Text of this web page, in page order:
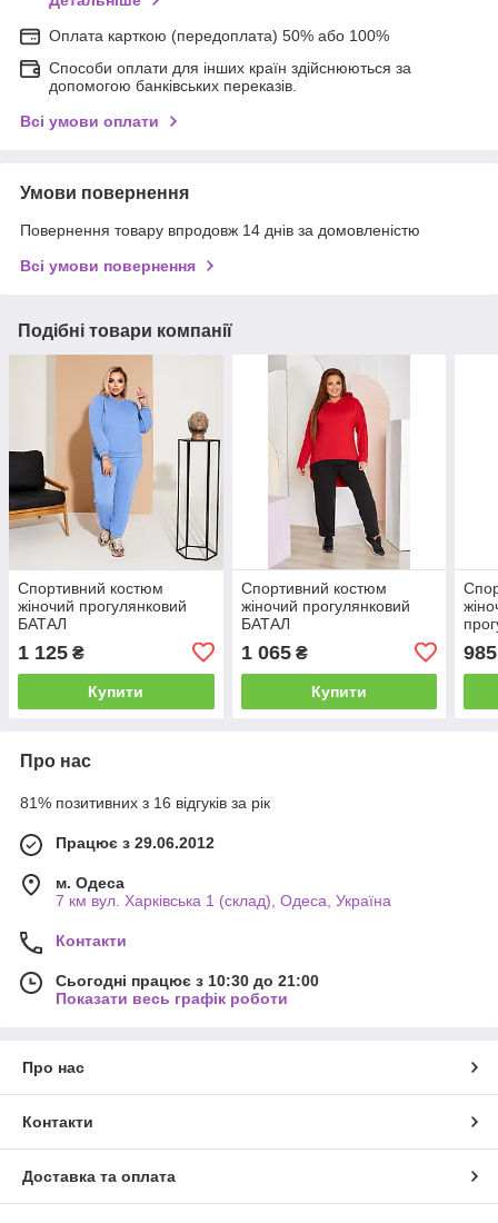
Оплата карткою (передоплата) 50% або 100%
Способи оплати для інших країн здійснюються за
допомогою банківських переказів.
Всі умови оплати
Умови повернення
Повернення товару впродовж 14 днів за домовленістю
Всі умови повернення
Подібні товари компанії
Спортивний костюм
жіночий прогулянковий
БАТАЛ
1 125 ₴
Купити
Спортивний костюм
жіночий прогулянковий
БАТАЛ
1 065₴
Купити
985
Про нас
81% позитивних з 16 відгуків за рік
Працює з 29.06.2012
м. Одеса
7 км вул. Харківська 1 (склад), Одеса, Україна
Контакти
Сьогодні працює з 10:30 до 21:00
Показати весь графік роботи
Про нас
Контакти
Доставка та оплата